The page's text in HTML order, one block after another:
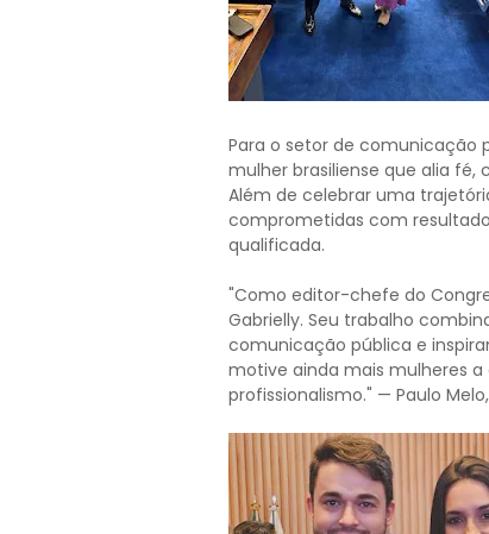
Para o setor de comunicação
mulher brasiliense que alia
Além de celebrar uma
comprometidas com
qualificada.
"Como editor-chefe do
Gabrielly. Seu trabalho
comunicação pública e
motive ainda mais mulheres
profissionalismo." — Paulo